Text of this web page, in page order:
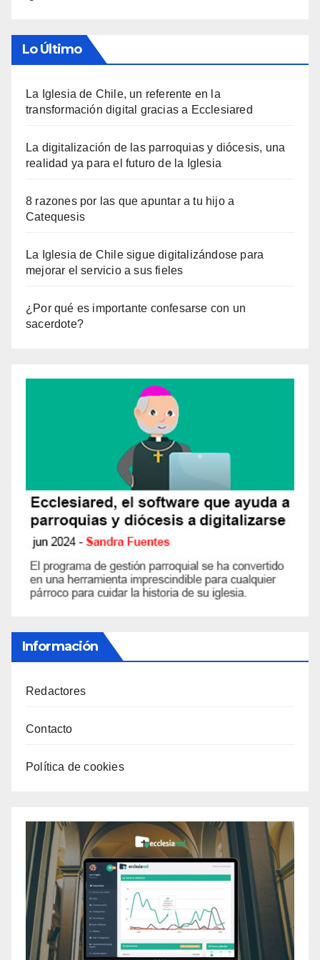
Lo Último
La Iglesia de Chile, un referente en la
transformación digital gracias a Ecclesiared
La digitalización de las parroquias y diócesis, una
realidad ya para el futuro de la Iglesia
8 razones por las que apuntar a tu hijo a
Catequesis
La Iglesia de Chile sigue digitalizándose para
mejorar el servicio a sus fieles
¿Por qué es importante confesarse con un
sacerdote?
Información
Redactores
Contacto
Política de cookies